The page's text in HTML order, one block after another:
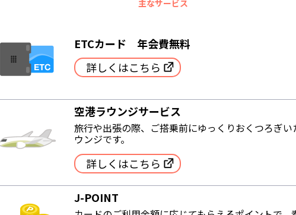
主なサービス
ETCカード 年会費無料
詳しくはこちら
空港ラウンジサービス
旅行や出張の際、ご搭乗前にゆっくりおくつろぎい
ウンジです。
詳しくはこちら
J-POINT